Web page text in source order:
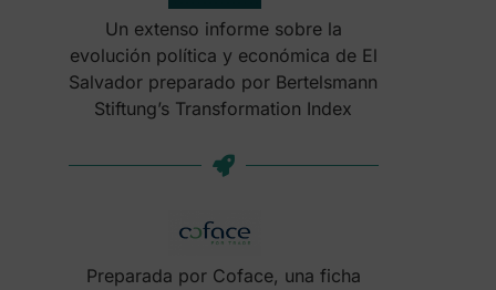
Un extenso informe sobre la
evolución política y económica de El
Salvador preparado por Bertelsmann
Stiftung’s Transformation Index
Preparada por Coface, una ficha